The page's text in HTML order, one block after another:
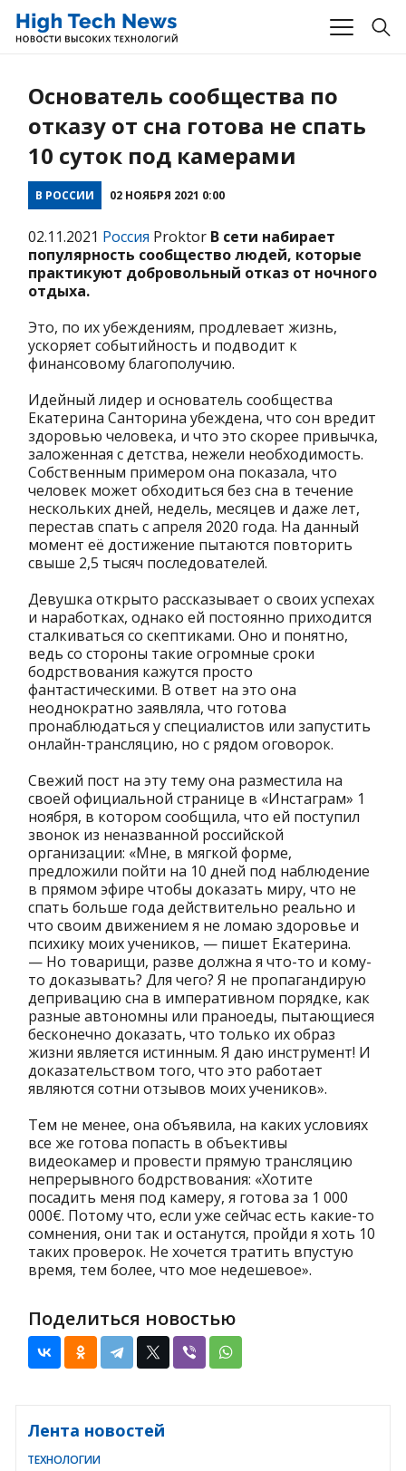
Основатель сообщества по
отказу от сна готова не спать
10 суток под камерами
В РОССИИ 02 НОЯБРЯ 2021 0:00
02.11.2021 Россия Proktor В сети набирает
популярность сообщество людей, которые
практикуют добровольный отказ от ночного
отдыха.
Это, по их убеждениям, продлевает жизнь,
ускоряет событийность и подводит к
финансовому благополучию.
Идейный лидер и основатель сообщества
Екатерина Санторина убеждена, что сон вредит
здоровью человека, и что это скорее привычка,
заложенная с детства, нежели необходимость.
Собственным примером она показала, что
человек может обходиться без сна в течение
нескольких дней, недель, месяцев и даже лет,
перестав спать с апреля 2020 года. На данный
момент её достижение пытаются повторить
свыше 2,5 тысяч последователей.
Девушка открыто рассказывает о своих успехах
и наработках, однако ей постоянно приходится
сталкиваться со скептиками. Оно и понятно,
ведь со стороны такие огромные сроки
бодрствования кажутся просто
фантастическими. В ответ на это она
неоднократно заявляла, что готова
пронаблюдаться у специалистов или запустить
онлайн-трансляцию, но с рядом оговорок.
Свежий пост на эту тему она разместила на
своей официальной странице в «Инстаграм» 1
ноября, в котором сообщила, что ей поступил
звонок из неназванной российской
организации: «Мне, в мягкой форме,
предложили пойти на 10 дней под наблюдение
в прямом эфире чтобы доказать миру, что не
спать больше года действительно реально и
что своим движением я не ломаю здоровье и
психику моих учеников, — пишет Екатерина.
— Но товарищи, разве должна я что-то и кому-
то доказывать? Для чего? Я не пропагандирую
депривацию сна в императивном порядке, как
разные автономны или праноеды, пытающиеся
бесконечно доказать, что только их образ
жизни является истинным. Я даю инструмент! И
доказательством того, что это работает
являются сотни отзывов моих учеников».
Тем не менее, она объявила, на каких условиях
все же готова попасть в объективы
видеокамер и провести прямую трансляцию
непрерывного бодрствования: «Хотите
посадить меня под камеру, я готова за 1 000
000€. Потому что, если уже сейчас есть какие-то
сомнения, они так и останутся, пройди я хоть 10
таких проверок. Не хочется тратить впустую
время, тем более, что мое недешевое».
Поделиться новостью
Лента новостей
ТЕХНОЛОГИИ